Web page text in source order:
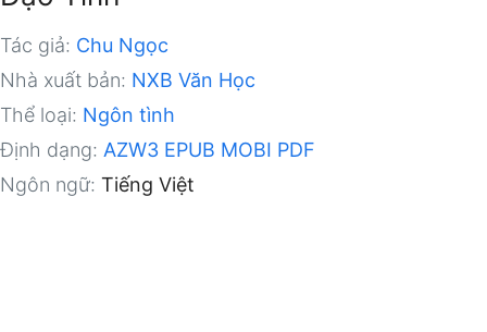
Tác giả: Chu Ngọc
Nhà xuất bản: NXB Văn Học
Thể loại: Ngôn tình
Định dạng: AZW3 EPUB MOBI PDF
Ngôn ngữ: Tiếng Việt